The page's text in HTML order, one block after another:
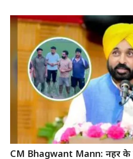
CM Bhagwant Mann: नहर के